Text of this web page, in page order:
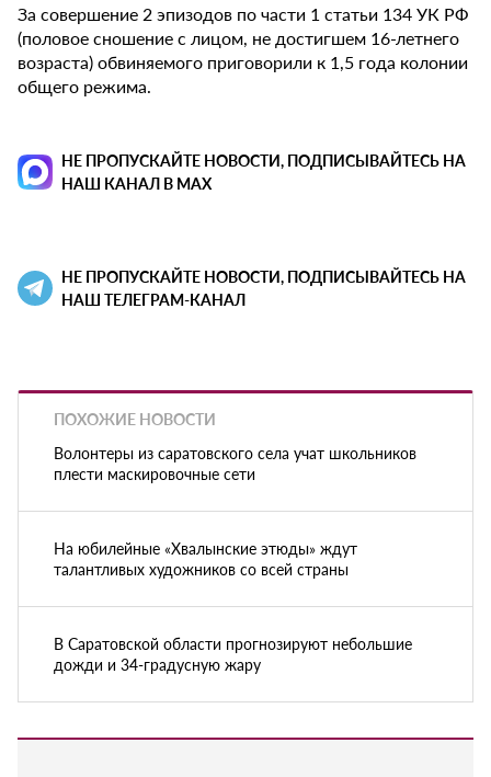
За совершение 2 эпизодов по части 1 статьи 134 УК РФ
(половое сношение с лицом, не достигшем 16-летнего
возраста) обвиняемого приговорили к 1,5 года колонии
общего режима.
НЕ ПРОПУСКАЙТЕ НОВОСТИ, ПОДПИСЫВАЙТЕСЬ НА
НАШ КАНАЛ В MAX
НЕ ПРОПУСКАЙТЕ НОВОСТИ, ПОДПИСЫВАЙТЕСЬ НА
НАШ ТЕЛЕГРАМ-КАНАЛ
ПОХОЖИЕ НОВОСТИ
Волонтеры из саратовского села учат школьников
плести маскировочные сети
На юбилейные «Хвалынские этюды» ждут
талантливых художников со всей страны
В Саратовской области прогнозируют небольшие
дожди и 34-градусную жару